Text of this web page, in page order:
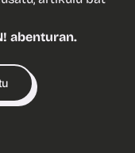
abenturan.